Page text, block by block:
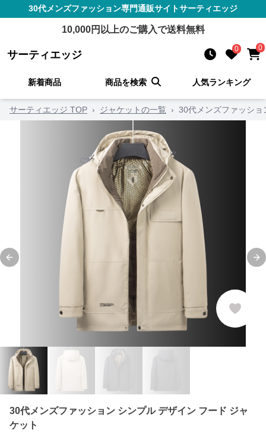
30代メンズファッション専門通販サイトサーティエッジ
10,000円以上のご購入で送料無料
サーティエッジ 0 0
新着商品 商品を検索 人気ランキング
サーティエッジ TOP › ジャケットの一覧 › 30代メンズファッシ
Previous slide
30代メンズファッション シンプル デザイン フード ジャ
ケット